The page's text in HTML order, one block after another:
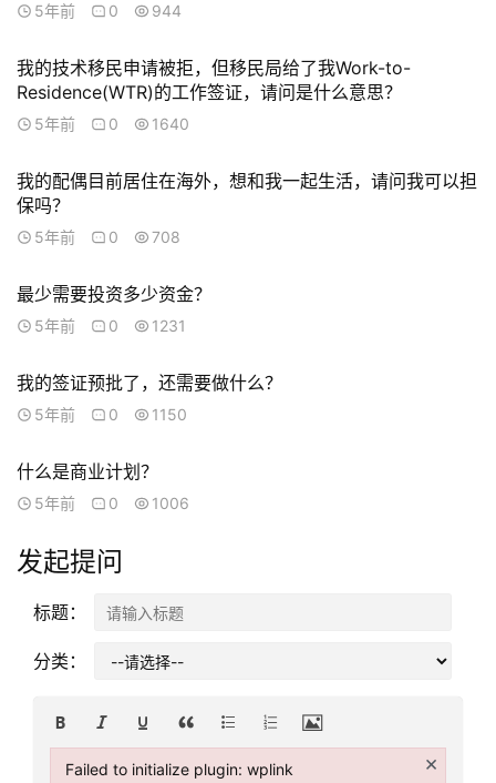
作
签
证
新
西
兰
签
证
澳
加
英
关
于
百
5年前 0 944
我的技术移民申请被拒，但移民局给了我Work-to-
Residence(WTR)的工作签证，请问是什么意思？
5年前 0 1640
我的配偶目前居住在海外，想和我一起生活，请问我可以担
保吗？
5年前 0 708
最少需要投资多少资金？
5年前 0 1231
我的签证预批了，还需要做什么？
5年前 0 1150
什么是商业计划？
5年前 0 1006
发起提问
标题：
分类：
Failed to initialize plugin: wplink ×